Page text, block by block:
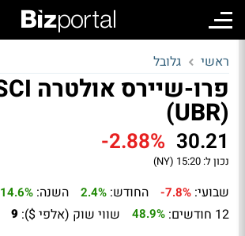
ראשי גלובל
(UBR)
30.21
-2.88%
נכון ל: 15:20 (NY)
שבועי: -7.8% החודש: 2.4% השנה: 14.6%
12 חודשים: 48.9% שווי שוק (אלפי $): 9